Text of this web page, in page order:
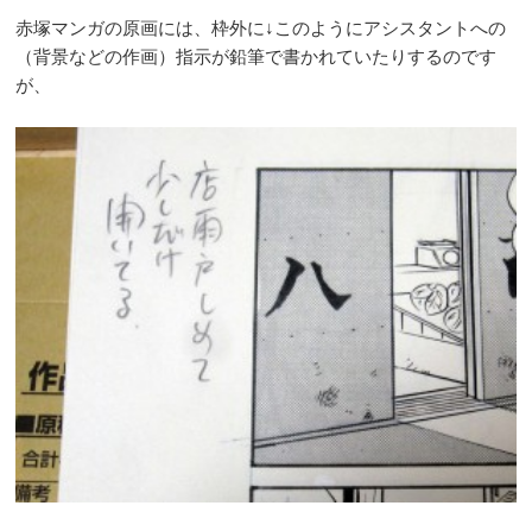
赤塚マンガの原画には、枠外に↓このようにアシスタントへの
（背景などの作画）指示が鉛筆で書かれていたりするのです
が、